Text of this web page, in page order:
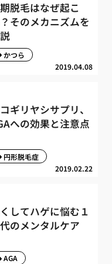
脱毛はなぜ起こ
そのメカニズムを
2019.04.08
かつら
ギリヤシサプリ、
への効果と注意点
2019.02.22
円形脱毛症
してハゲに悩む１
のメンタルケア
AGA